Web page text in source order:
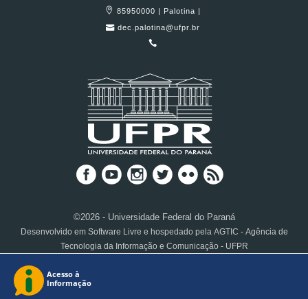
85950000 | Palotina |
dec.palotina@ufpr.br
©2026 - Universidade Federal do Paraná
Desenvolvido em Software Livre e hospedado pela AGTIC - Agência de
Tecnologia da Informação e Comunicação - UFPR